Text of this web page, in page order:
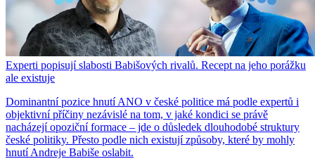
Experti popisují slabosti Babišových rivalů. Recept na jeho porážku
ale existuje
Dominantní pozice hnutí ANO v české politice má podle expertů i
objektivní příčiny nezávislé na tom, v jaké kondici se právě
nacházejí opoziční formace – jde o důsledek dlouhodobé struktury
české politiky. Přesto podle nich existují způsoby, které by mohly
hnutí Andreje Babiše oslabit.